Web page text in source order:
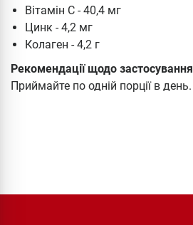
Вітамін С - 40,4 мг
Цинк - 4,2 мг
Колаген - 4,2 г
Рекомендації щодо застосування
Приймайте по одній порції в день.